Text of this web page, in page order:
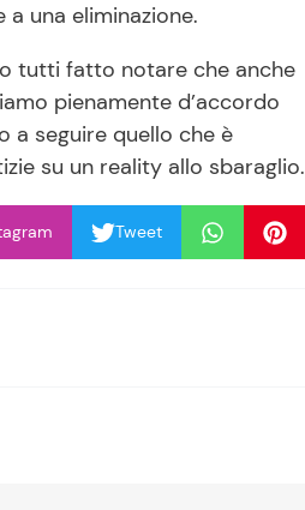
una eliminazione.
tutti fatto notare che anche
pienamente d’accordo
a seguire quello che è
su un reality allo sbaraglio.
Tweet